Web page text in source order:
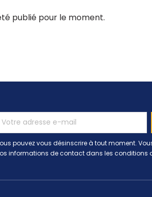
publié pour le moment.
pouvez vous désinscrire à tout moment.
informations de contact dans les conditions